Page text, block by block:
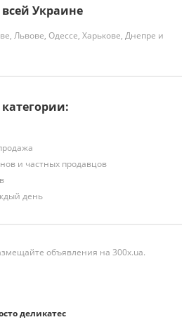
Украине
Львове, Одессе, Харькове, Днепре и
и частных продавцов
день
объявления на 300x.ua.
деликатес